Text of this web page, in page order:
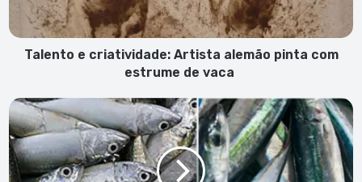
estrume
de
vacaTalento e criatividade: Artista alemão pinta com
estrume de vaca
Governo
mantém
suspenso
defeso
para